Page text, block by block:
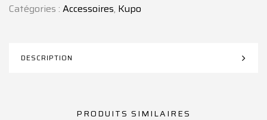
Catégories : Accessoires, Kupo
DESCRIPTION
PRODUITS SIMILAIRES